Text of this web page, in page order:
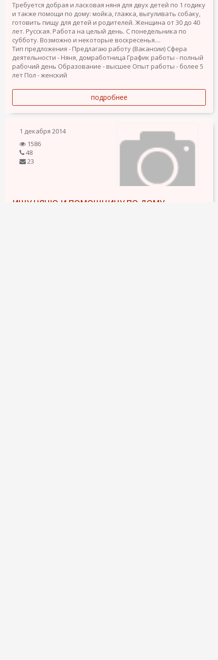
Требуется добрая и ласковая няня для двух детей по 1 годику
и также помощи по дому: мойка, глажка, выгуливать собаку,
готовить пищу для детей и родителей. Женщина от 30 до 40
лет. Русская. Работа на целый день. С понедельника по
субботу. Возможно и некоторые воскресенья....
Тип предложения - Предлагаю работу (Вакансии) Сфера
деятельности - Няня, домработница График работы - полный
рабочий день Образование - высшее Опыт работы - более 5
лет Пол - женский
подробнее
1 декабря 2014
1586
48
23
ИЩУ НЯНЮ И ПОМОЩНИЦУ ПО ДОМУ